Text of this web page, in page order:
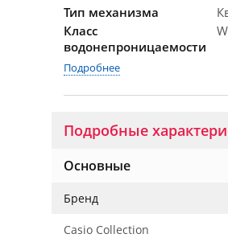
Тип механизма
Класс
водонепроницаемости
Подробнее
Подробные
Основные
Бренд
Casio Collection